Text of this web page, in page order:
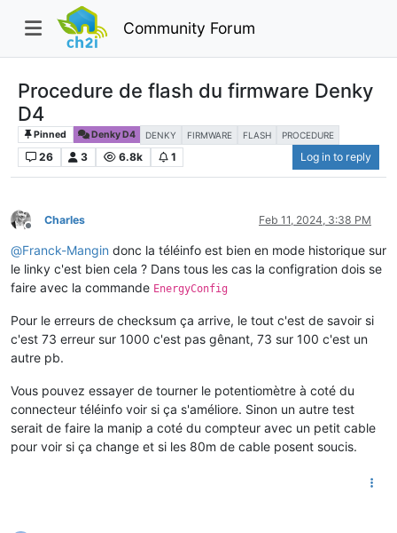
Community Forum
Procedure de flash du firmware Denky
D4
Pinned Denky D4 DENKY FIRMWARE FLASH PROCEDURE
26 3 6.8k 1 Log in to reply
Offline
Charles Feb 11, 2024, 3:38 PM
@Franck-Mangin donc la téléinfo est bien en mode historique sur
le linky c'est bien cela ? Dans tous les cas la configration dois se
faire avec la commande EnergyConfig
Pour le erreurs de checksum ça arrive, le tout c'est de savoir si
c'est 73 erreur sur 1000 c'est pas gênant, 73 sur 100 c'est un
autre pb.
Vous pouvez essayer de tourner le potentiomètre à coté du
connecteur téléinfo voir si ça s'améliore. Sinon un autre test
serait de faire la manip a coté du compteur avec un petit cable
pour voir si ça change et si les 80m de cable posent soucis.